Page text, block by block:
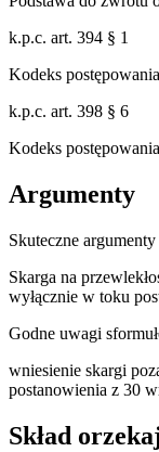
k.p.c. art. 394 § 1
Kodeks
k.p.c. art. 398 § 6
Kodeks
Argumenty
Skuteczne argumenty
Skarga na
wyłącznie w toku
Godne uwagi
wniesienie skargi
postanowienia z 30
Skład